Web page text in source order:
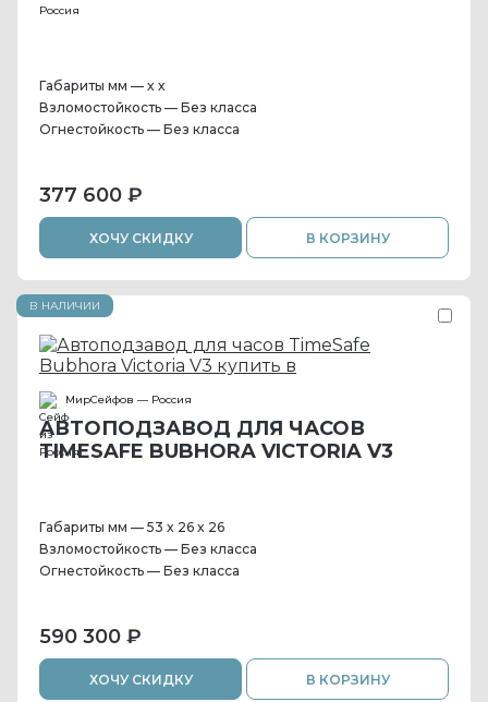
Габариты мм — x x
Взломостойкость — Без класса
Огнестойкость — Без класса
377 600 ₽
ХОЧУ СКИДКУ В КОРЗИНУ
В НАЛИЧИИ
МирСейфов — Россия
АВТОПОДЗАВОД ДЛЯ ЧАСОВ
TIMESAFE BUBHORA VICTORIA V3
Габариты мм — 53 x 26 x 26
Взломостойкость — Без класса
Огнестойкость — Без класса
590 300 ₽
ХОЧУ СКИДКУ В КОРЗИНУ